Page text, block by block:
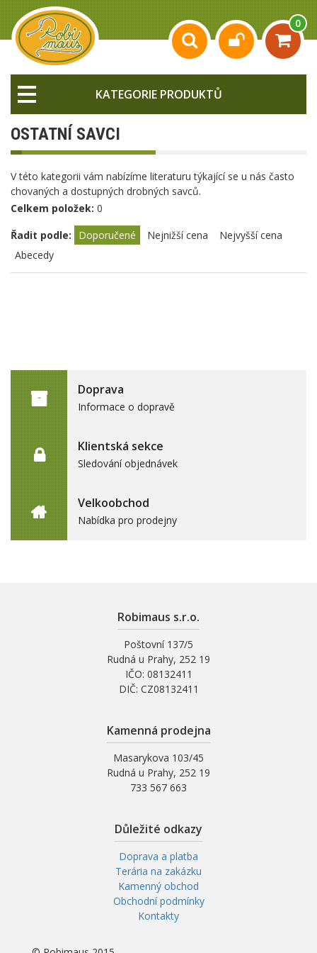
0
KATEGORIE PRODUKTŮ
OSTATNÍ SAVCI
V této kategorii vám nabízíme literaturu týkající se u nás často
chovaných a dostupných drobných savců.
Celkem položek: 0
Řadit podle:
Doporučené Nejnižší cena
Nejvyšší cena
Abecedy
Doprava
Informace o dopravě
Klientská sekce
Sledování objednávek
Velkoobchod
Nabídka pro prodejny
Robimaus s.r.o.
Poštovní 137/5
Rudná u Prahy, 252 19
IČO: 08132411
DIČ: CZ08132411
Kamenná prodejna
Masarykova 103/45
Rudná u Prahy, 252 19
733 567 663
Důležité odkazy
Doprava a platba
Terária na zakázku
Kamenný obchod
Obchodní podmínky
Kontakty